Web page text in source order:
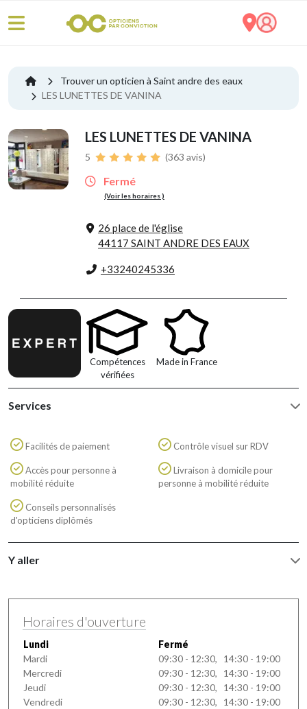
Trouver un opticien à Saint andre des eaux
LES LUNETTES DE VANINA
LES LUNETTES DE VANINA
5 (363 avis)
Fermé
(Voir les horaires )
26 place de l'église
44117 SAINT ANDRE DES EAUX
+33240245336
Compétences
vérifiées
Made in France
Services
Facilités de paiement
Accès pour personne à
mobilité réduite
Conseils personnalisés
d'opticiens diplômés
Contrôle visuel sur RDV
Livraison à domicile pour
personne à mobilité réduite
Y aller
Horaires d'ouverture
Lundi
Fermé
Mardi
09:30 - 12:30, 14:30 - 19:00
Mercredi
09:30 - 12:30, 14:30 - 19:00
Jeudi
09:30 - 12:30, 14:30 - 19:00
Vendredi
09:30 - 12:30, 14:30 - 19:00